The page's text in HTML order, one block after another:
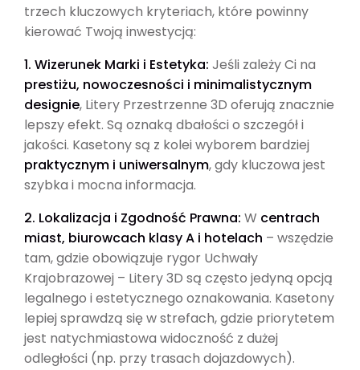
trzech kluczowych kryteriach, które powinny
kierować Twoją inwestycją:
1. Wizerunek Marki i Estetyka: Jeśli zależy Ci na
prestiżu, nowoczesności i minimalistycznym
designie, Litery Przestrzenne 3D oferują znacznie
lepszy efekt. Są oznaką dbałości o szczegół i
jakości. Kasetony są z kolei wyborem bardziej
praktycznym i uniwersalnym, gdy kluczowa jest
szybka i mocna informacja.
2. Lokalizacja i Zgodność Prawna: W centrach
miast, biurowcach klasy A i hotelach – wszędzie
tam, gdzie obowiązuje rygor Uchwały
Krajobrazowej – Litery 3D są często jedyną opcją
legalnego i estetycznego oznakowania. Kasetony
lepiej sprawdzą się w strefach, gdzie priorytetem
jest natychmiastowa widoczność z dużej
odległości (np. przy trasach dojazdowych).